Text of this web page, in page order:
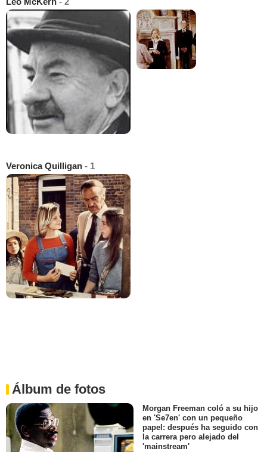
Veronica Quilligan - 1
Álbum de fotos
Morgan Freeman coló a su hijo
en 'Se7en' con un pequeño
papel: después ha seguido con
la carrera pero alejado del
'mainstream'